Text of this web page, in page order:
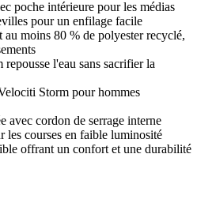
poche intérieure pour les médias
pour un enfilage facile
moins 80 % de polyester recyclé,
l'eau sans sacrifier la
Storm pour hommes
avec cordon de serrage interne
les courses en faible luminosité
offrant un confort et une durabilité